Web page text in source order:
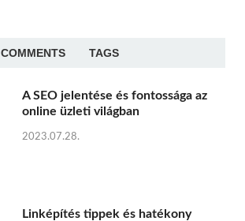
COMMENTS TAGS
A SEO jelentése és fontossága az
online üzleti világban
2023.07.28.
Linképítés tippek és hatékony